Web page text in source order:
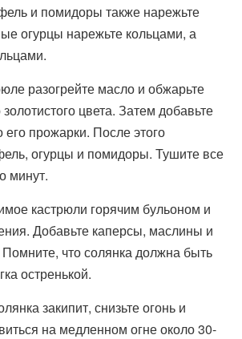
и помидоры также нарежьте
огурцы нарежьте кольцами, а
разогрейте масло и обжарьте
цвета. Затем добавьте
его прожарки. После этого
огурцы и помидоры. Тушите все
минут.
кастрюли горячим бульоном и
Добавьте каперсы, маслины и
Помните, что солянка должна быть
остренькой.
закипит, снизьте огонь и
на медленном огне около 30-